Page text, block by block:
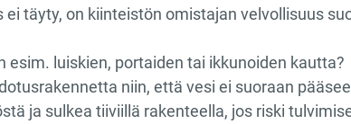
täyty, on kiinteistön omistajan velvollisuus
luiskien, portaiden tai ikkunoiden kautta?
niin, että vesi ei suoraan pääsee
ja sulkea tiiviillä rakenteella, jos riski